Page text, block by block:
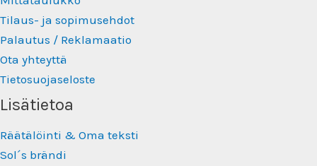
Tilaus- ja sopimusehdot
Palautus / Reklamaatio
Ota yhteyttä
Tietosuojaseloste
Lisätietoa
Räätälöinti & Oma teksti
Sol´s brändi